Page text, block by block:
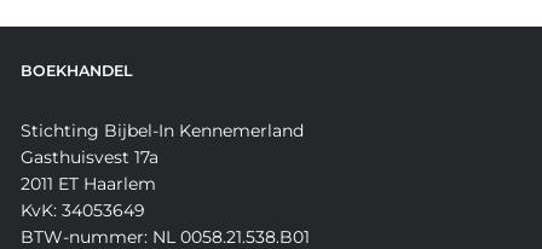
BOEKHANDEL
Stichting Bijbel-In Kennemerland
Gasthuisvest 17a
2011 ET Haarlem
KvK: 34053649
BTW-nummer: NL 0058.21.538.B01